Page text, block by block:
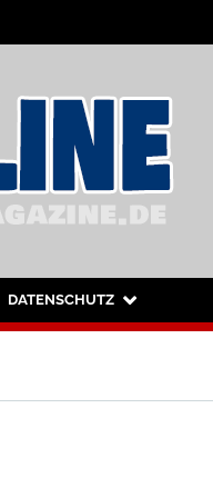
DATENSCHUTZ